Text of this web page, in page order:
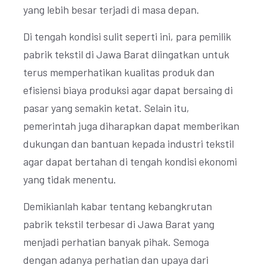
yang lebih besar terjadi di masa depan.
Di tengah kondisi sulit seperti ini, para pemilik
pabrik tekstil di Jawa Barat diingatkan untuk
terus memperhatikan kualitas produk dan
efisiensi biaya produksi agar dapat bersaing di
pasar yang semakin ketat. Selain itu,
pemerintah juga diharapkan dapat memberikan
dukungan dan bantuan kepada industri tekstil
agar dapat bertahan di tengah kondisi ekonomi
yang tidak menentu.
Demikianlah kabar tentang kebangkrutan
pabrik tekstil terbesar di Jawa Barat yang
menjadi perhatian banyak pihak. Semoga
dengan adanya perhatian dan upaya dari